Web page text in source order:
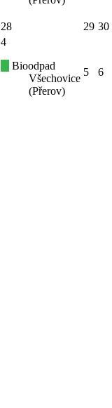
28 29 30
4
Bioodpad
Všechovice
(Přerov)
5 6